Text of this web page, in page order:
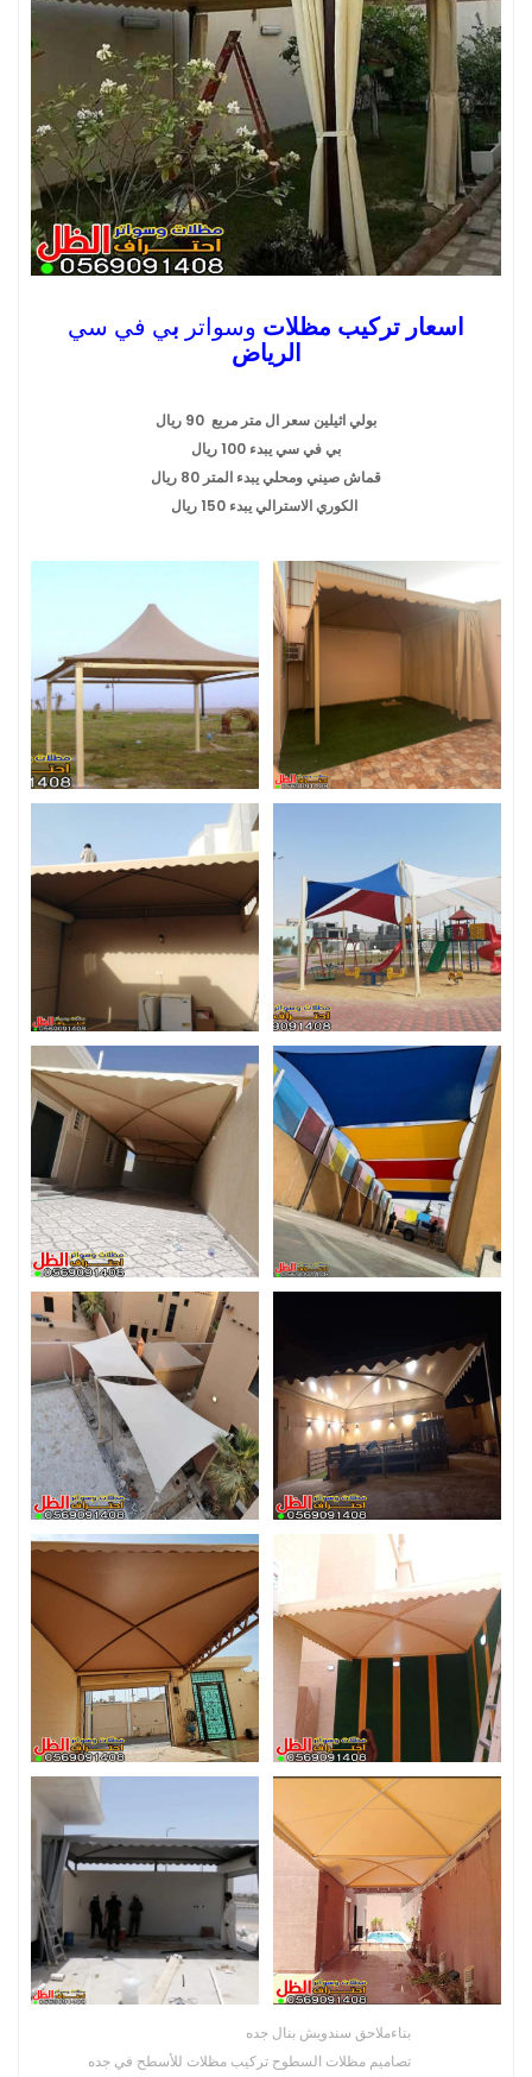
اسعار تركيب مظلات وسواتر بي في سي
الرياض
بولي اثيلين سعر ال متر مربع 90 ريال
بي في سي يبدء 100 ريال
قماش صيني ومحلي يبدء المتر 80 ريال
الكوري الاسترالي يبدء 150 ريال
بناءملاحق سندويش بنال جده
تصاميم مظلات السطوح تركيب مظلات للأسطح في جده